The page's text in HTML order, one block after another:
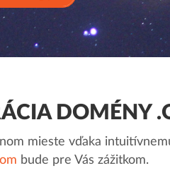
DOMÉNY
mieste vďaka
bude pre Vás zážitkom.